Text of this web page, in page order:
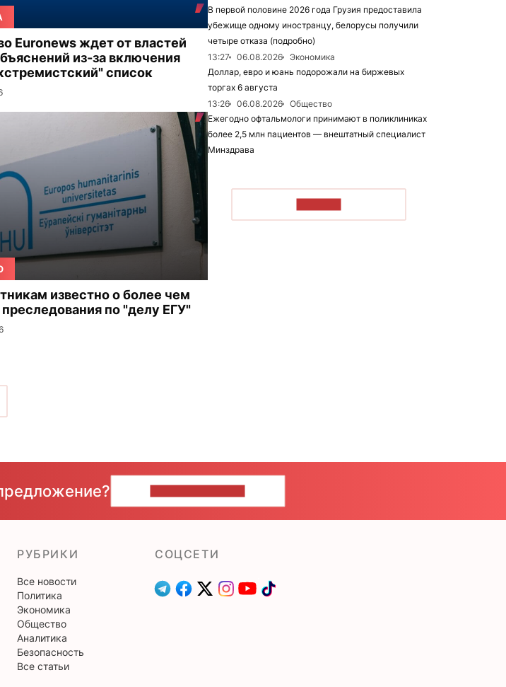
Euronews ждет от властей
из-за включения
список
известно о более чем
по "делу ЕГУ"
В первой половине 2026 года Грузия предоставила
убежище одному иностранцу, белорусы получили
четыре отказа (подробно)
13:27
06.08.2026
Экономика
Доллар, евро и юань подорожали на биржевых
торгах 6 августа
13:26
06.08.2026
Общество
Ежегодно офтальмологи принимают в поликлиниках
более 2,5 млн пациентов — внештатный специалист
Минздрава
РУБРИКИ
Все новости
Политика
Экономика
Общество
Аналитика
Безопасность
Все статьи
CОЦСЕТИ